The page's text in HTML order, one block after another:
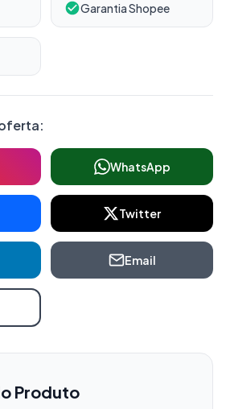
Garantia Shopee
WhatsApp
Twitter
Email
Produto